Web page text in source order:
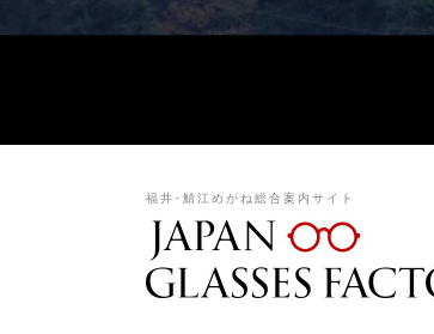
福井･鯖江めがね総合案内サイト